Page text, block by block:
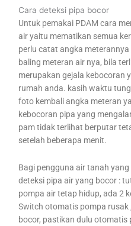
Cara deteksi pipa bocor
Untuk pemakai PDAM cara
air yaitu mematikan semua
perlu catat angka
baling meteran air nya, bila
merupakan gejala kebocoran
rumah anda. kasih waktu
foto kembali angka meteran
kebocoran pipa yang
pam tidak terlihat berputar
setelah beberapa menit.
Bagi pengguna air tanah
deteksi pipa air yang bocor :
pompa air tetap hidup, ada 2
Switch otomatis pompa rusak
bocor, pastikan dulu otomatis